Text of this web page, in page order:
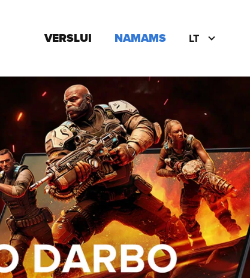
VERSLUI NAMAMS LT